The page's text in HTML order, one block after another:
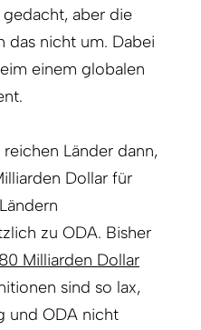
aber die
das nicht um. Dabei
einem globalen
Länder dann,
Dollar für
zu ODA. Bisher
Milliarden Dollar
sind so lax,
und ODA nicht